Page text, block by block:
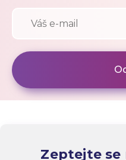
Zeptejte se